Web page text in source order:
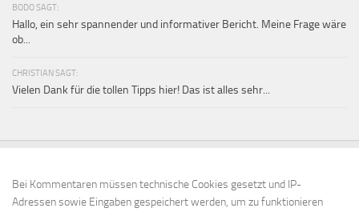
BODO SAGT:
Hallo, ein sehr spannender und informativer Bericht. Meine Frage wäre
ob...
CHRISTIAN SAGT:
Vielen Dank für die tollen Tipps hier! Das ist alles sehr...
Bei Kommentaren müssen technische Cookies gesetzt und IP-
Adressen sowie Eingaben gespeichert werden, um zu funktionieren